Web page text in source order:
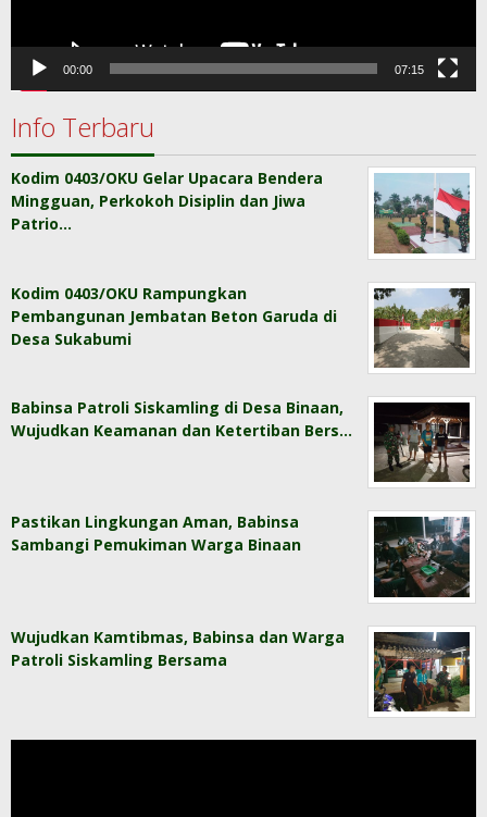
00:00 07:15
Info Terbaru
Kodim 0403/OKU Gelar Upacara Bendera
Mingguan, Perkokoh Disiplin dan Jiwa
Patrio…
Kodim 0403/OKU Rampungkan
Pembangunan Jembatan Beton Garuda di
Desa Sukabumi
Babinsa Patroli Siskamling di Desa Binaan,
Wujudkan Keamanan dan Ketertiban Bers…
Pastikan Lingkungan Aman, Babinsa
Sambangi Pemukiman Warga Binaan
Wujudkan Kamtibmas, Babinsa dan Warga
Patroli Siskamling Bersama